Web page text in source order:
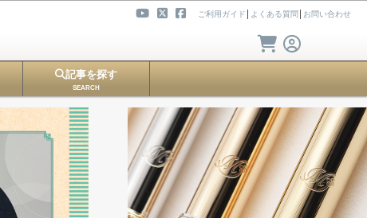
ご利用ガイド よくある質問 お問い合わせ
記事を探す
SEARCH